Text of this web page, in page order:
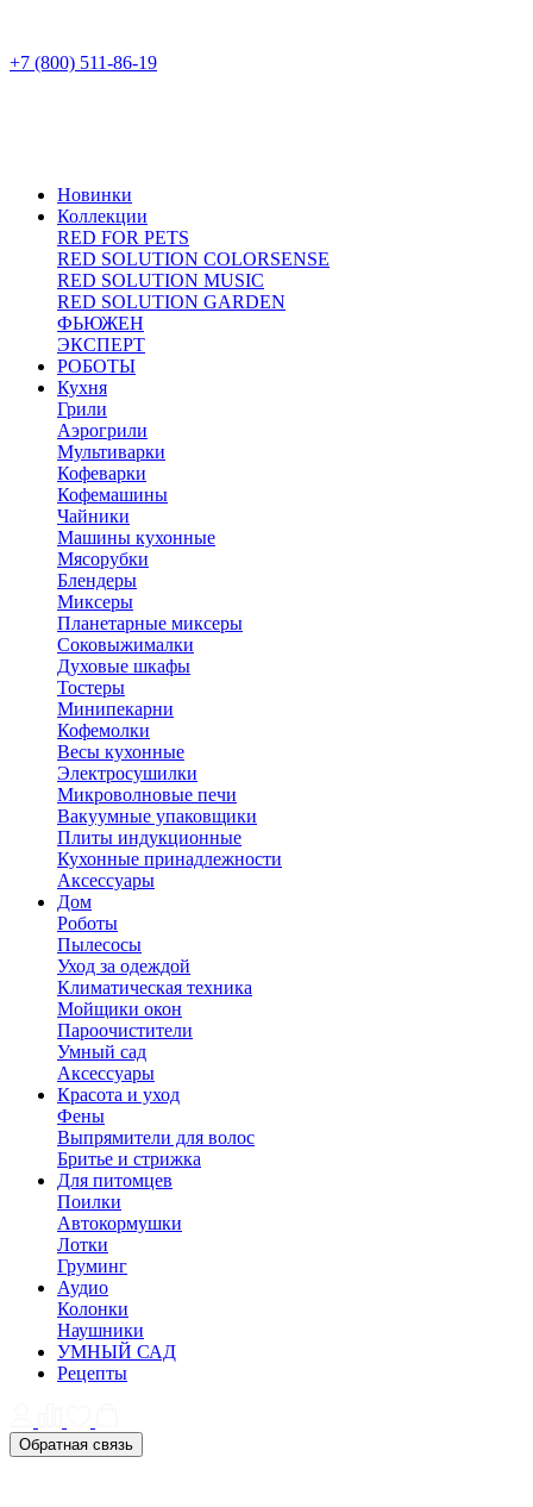
+7 (800) 511-86-19
Новинки
Коллекции
RED FOR PETS
RED SOLUTION COLORSENSE
RED SOLUTION MUSIC
RED SOLUTION GARDEN
ФЬЮЖЕН
ЭКСПЕРТ
РОБОТЫ
Кухня
Грили
Аэрогрили
Мультиварки
Кофеварки
Кофемашины
Чайники
Машины кухонные
Мясорубки
Блендеры
Миксеры
Планетарные миксеры
Соковыжималки
Духовые шкафы
Тостеры
Минипекарни
Кофемолки
Весы кухонные
Электросушилки
Микроволновые печи
Вакуумные упаковщики
Плиты индукционные
Кухонные принадлежности
Аксессуары
Дом
Роботы
Пылесосы
Уход за одеждой
Климатическая техника
Мойщики окон
Пароочистители
Умный сад
Аксессуары
Красота и уход
Фены
Выпрямители для волос
Бритье и стрижка
Для питомцев
Поилки
Автокормушки
Лотки
Груминг
Аудио
Колонки
Наушники
УМНЫЙ САД
Рецепты
Обратная связь